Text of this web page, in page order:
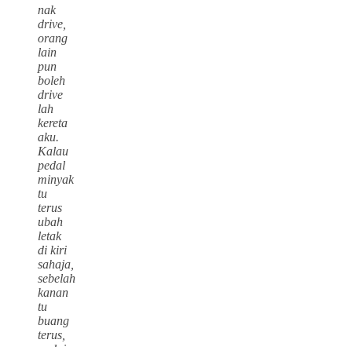
nak
drive,
orang
lain
pun
boleh
drive
lah
kereta
aku.
Kalau
pedal
minyak
tu
terus
ubah
letak
di kiri
sahaja,
sebelah
kanan
tu
buang
terus,